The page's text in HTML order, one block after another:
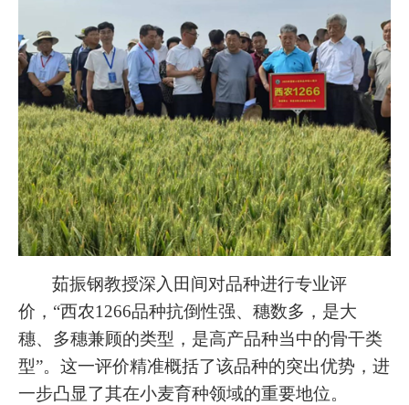
茹振钢教授深入田间对品种进行专业评
价，“西农1266品种抗倒性强、穗数多，是大
穗、多穗兼顾的类型，是高产品种当中的骨干类
型”。这一评价精准概括了该品种的突出优势，进
一步凸显了其在小麦育种领域的重要地位。